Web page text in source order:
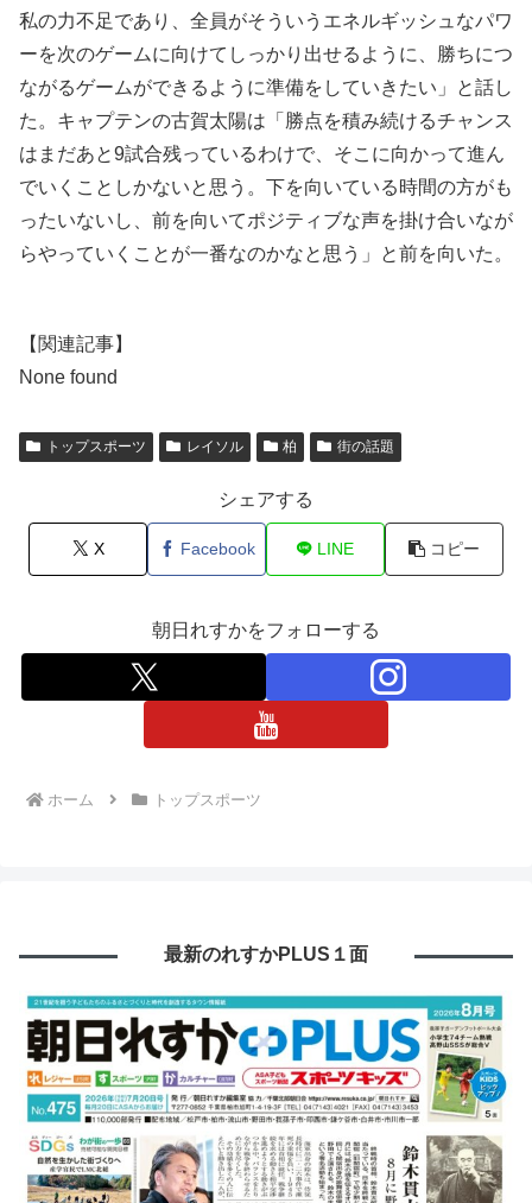
私の力不足であり、全員がそういうエネルギッシュなパワ
ーを次のゲームに向けてしっかり出せるように、勝ちにつ
ながるゲームができるように準備をしていきたい」と話し
た。キャプテンの古賀太陽は「勝点を積み続けるチャンス
はまだあと9試合残っているわけで、そこに向かって進ん
でいくことしかないと思う。下を向いている時間の方がも
ったいないし、前を向いてポジティブな声を掛け合いなが
らやっていくことが一番なのかなと思う」と前を向いた。
【関連記事】
None found
トップスポーツ レイソル 柏 街の話題
シェアする
X Facebook LINE コピー
朝日れすかをフォローする
ホーム トップスポーツ
最新のれすかPLUS１面